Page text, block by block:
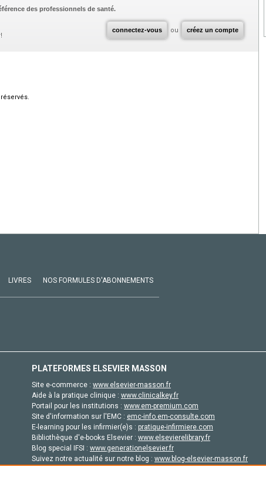
connectez-vous ou créez un compte
des professionnels de santé.
LIVRES NOS FORMULES D'ABONNEMENTS
PLATEFORMES ELSEVIER MASSON
Site e-commerce : www.elsevier-masson.fr
Aide à la pratique clinique : www.clinicalkey.fr
Portail pour les institutions : www.em-premium.com
Site d'information sur l'EMC : emc-info.em-consulte.com
E-learning pour les infirmier(e)s : pratique-infirmiere.com
Bibliothèque d'e-books Elsevier : www.elsevierelibrary.fr
Blog special IFSI : www.generationelsevier.fr
Suivez notre actualité sur notre blog : www.blog-elsevier-masson.fr